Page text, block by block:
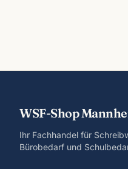
WSF-Shop
Ihr Fachhandel für
Bürobedarf und